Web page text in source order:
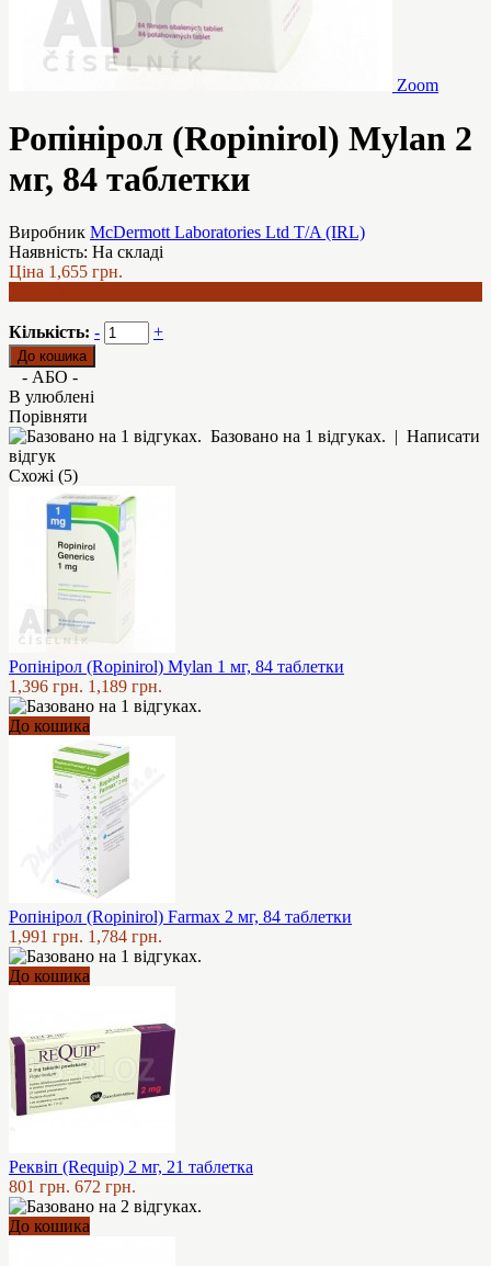
Zoom
Ропінірол (Ropinirol) Mylan 2
мг, 84 таблетки
Виробник McDermott Laboratories Ltd T/A (IRL)
Наявність: На складі
Ціна 1,655 грн.
Кількість: - +
- АБО -
В улюблені
Порівняти
Базовано на 1 відгуках. | Написати
відгук
Схожі (5)
Ропінірол (Ropinirol) Mylan 1 мг, 84 таблетки
1,396 грн. 1,189 грн.
До кошика
Ропінірол (Ropinirol) Farmax 2 мг, 84 таблетки
1,991 грн. 1,784 грн.
До кошика
Реквіп (Requip) 2 мг, 21 таблетка
801 грн. 672 грн.
До кошика